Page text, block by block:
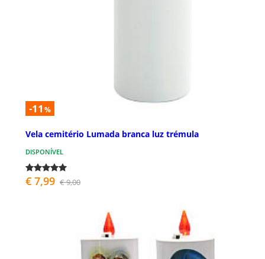
-11 %
Vela cemitério Lumada branca luz trémula
DISPONÍVEL
€ 7,99 € 9,00